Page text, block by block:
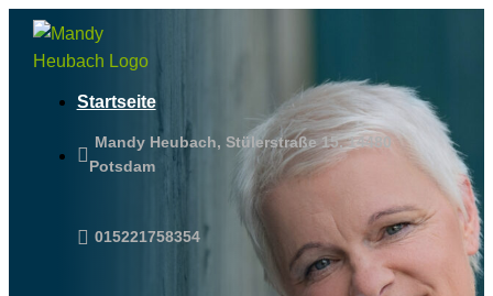
Startseite

Mandy Heubach, Stülerstraße 15, 14480
Potsdam
 015221758354